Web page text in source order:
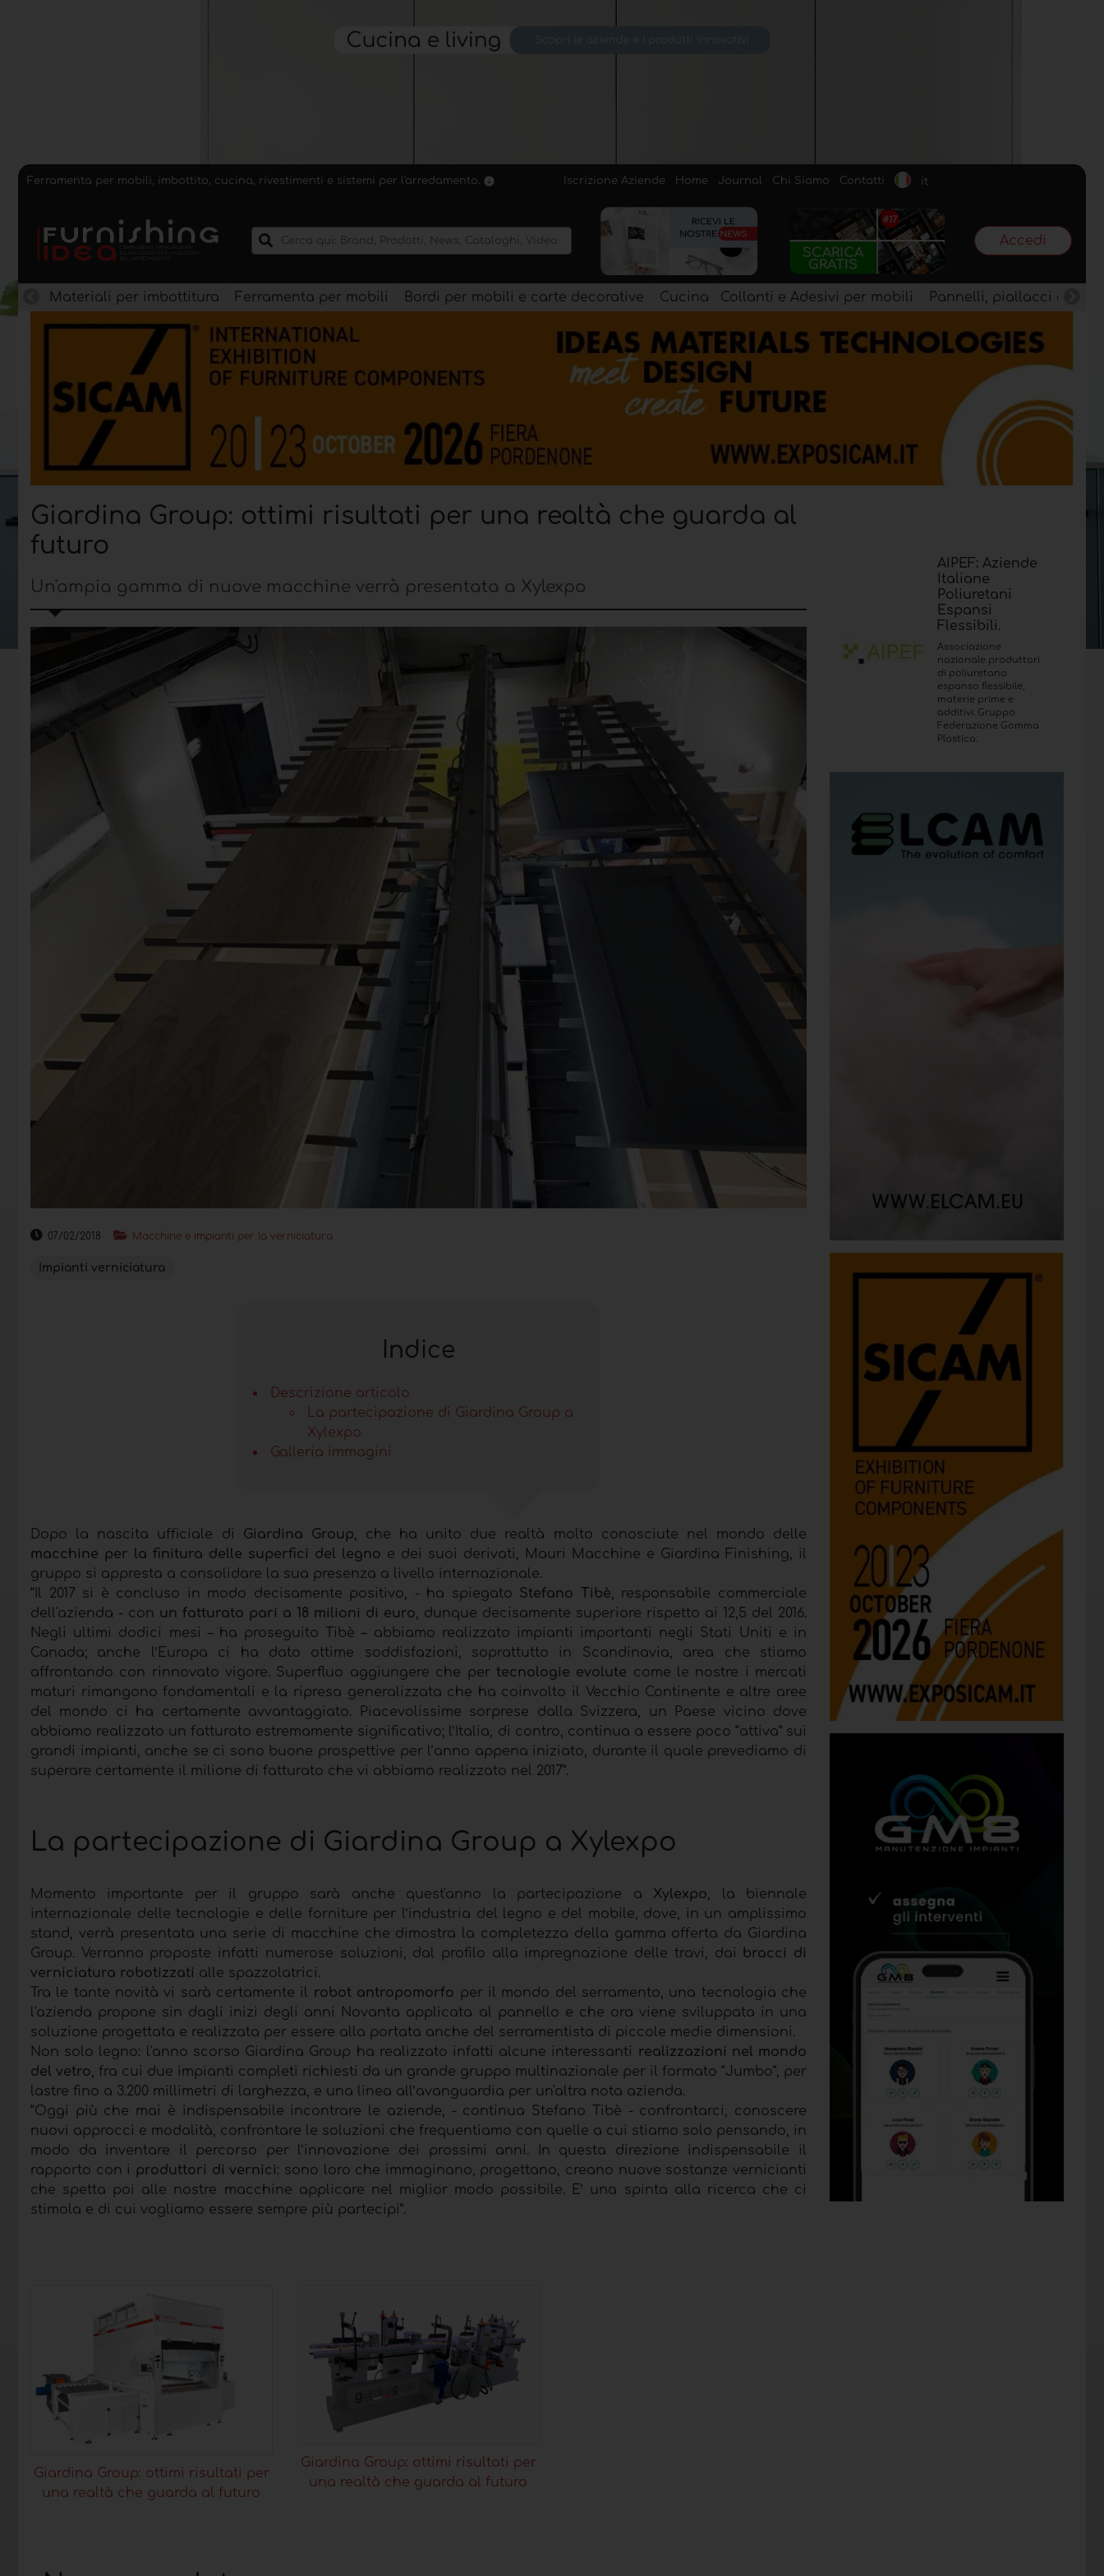
Ferramenta per mobili, imbottito, cucina, rivestimenti e sistemi per l'arredamento. Iscrizione Aziende Home Journal Chi Siamo Contatti it
Accedi
Materiali per imbottitura Ferramenta per mobili Bordi per mobili e carte decorative Cucina Collanti e Adesivi per mobili Pannelli, piallacci e
Giardina Group: ottimi risultati per una realtà che guarda al
futuro
Un'ampia gamma di nuove macchine verrà presentata a Xylexpo
07/02/2018 Macchine e impianti per la verniciatura
Impianti verniciatura
Indice
Descrizione articolo
La partecipazione di Giardina Group a
Xylexpo
Galleria immagini
Dopo la nascita ufficiale di Giardina Group, che ha unito due realtà molto conosciute nel mondo delle
macchine per la finitura delle superfici del legno e dei suoi derivati, Mauri Macchine e Giardina Finishing, il
gruppo si appresta a consolidare la sua presenza a livello internazionale.
“Il 2017 si è concluso in modo decisamente positivo, - ha spiegato Stefano Tibè, responsabile commerciale
dell'azienda - con un fatturato pari a 18 milioni di euro, dunque decisamente superiore rispetto ai 12,5 del 2016.
Negli ultimi dodici mesi – ha proseguito Tibè – abbiamo realizzato impianti importanti negli Stati Uniti e in
Canada; anche l’Europa ci ha dato ottime soddisfazioni, soprattutto in Scandinavia, area che stiamo
affrontando con rinnovato vigore. Superfluo aggiungere che per tecnologie evolute come le nostre i mercati
maturi rimangono fondamentali e la ripresa generalizzata che ha coinvolto il Vecchio Continente e altre aree
del mondo ci ha certamente avvantaggiato. Piacevolissime sorprese dalla Svizzera, un Paese vicino dove
abbiamo realizzato un fatturato estremamente significativo; l’Italia, di contro, continua a essere poco “attiva” sui
grandi impianti, anche se ci sono buone prospettive per l’anno appena iniziato, durante il quale prevediamo di
superare certamente il milione di fatturato che vi abbiamo realizzato nel 2017”.
La partecipazione di Giardina Group a Xylexpo
Momento importante per il gruppo sarà anche quest'anno la partecipazione a Xylexpo, la biennale
internazionale delle tecnologie e delle forniture per l’industria del legno e del mobile, dove, in un amplissimo
stand, verrà presentata una serie di macchine che dimostra la completezza della gamma offerta da Giardina
Group. Verranno proposte infatti numerose soluzioni, dal profilo alla impregnazione delle travi, dai bracci di
verniciatura robotizzati alle spazzolatrici.
Tra le tante novità vi sarà certamente il robot antropomorfo per il mondo del serramento, una tecnologia che
l'azienda propone sin dagli inizi degli anni Novanta applicata al pannello e che ora viene sviluppata in una
soluzione progettata e realizzata per essere alla portata anche del serramentista di piccole medie dimensioni.
Non solo legno: l'anno scorso Giardina Group ha realizzato infatti alcune interessanti realizzazioni nel mondo
del vetro, fra cui due impianti completi richiesti da un grande gruppo multinazionale per il formato “Jumbo”, per
lastre fino a 3.200 millimetri di larghezza, e una linea all’avanguardia per un'altra nota azienda.
“Oggi più che mai è indispensabile incontrare le aziende, - continua Stefano Tibè - confrontarci, conoscere
nuovi approcci e modalità, confrontare le soluzioni che frequentiamo con quelle a cui stiamo solo pensando, in
modo da inventare il percorso per l’innovazione dei prossimi anni. In questa direzione indispensabile il
rapporto con i produttori di vernici: sono loro che immaginano, progettano, creano nuove sostanze vernicianti
che spetta poi alle nostre macchine applicare nel miglior modo possibile. E’ una spinta alla ricerca che ci
stimola e di cui vogliamo essere sempre più partecipi”.
Giardina Group: ottimi risultati per
una realtà che guarda al futuro
Giardina Group: ottimi risultati per
una realtà che guarda al futuro
AIPEF: Aziende
Italiane
Poliuretani
Espansi
Flessibili.
Associazione
nazionale produttori
di poliuretano
espanso flessibile,
materie prime e
additivi. Gruppo
Federazione Gomma
Plastica.